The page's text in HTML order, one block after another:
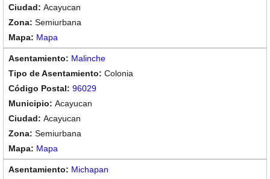
Acayucan
Semiurbana
Mapa
Malinche
Colonia
96029
Acayucan
Acayucan
Semiurbana
Mapa
Michapan